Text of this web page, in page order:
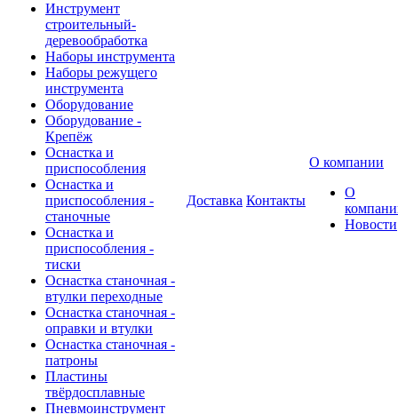
Инструмент
строительный-
деревообработка
Наборы инструмента
Наборы режущего
инструмента
Оборудование
Оборудование -
Крепёж
Оснастка и
приспособления
Оснастка и
приспособления -
станочные
Оснастка и
приспособления -
тиски
Оснастка станочная -
втулки переходные
Оснастка станочная -
оправки и втулки
Оснастка станочная -
патроны
Пластины
твёрдосплавные
Пневмоинструмент
Доставка Контакты
О компании
О
Новости